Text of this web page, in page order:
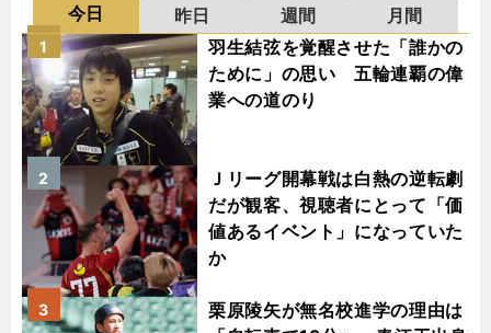
今日 昨日 週間
月間
羽生結弦を覚醒させた「誰かの
ために」の思い 五輪連覇の偉
業への道のり
1
Ｊリーグ開幕戦は白熱の逆転劇
だが観客、視聴者にとって「価
値あるイベント」になっていた
か
2
栗原陵矢が無名校進学の理由は
3